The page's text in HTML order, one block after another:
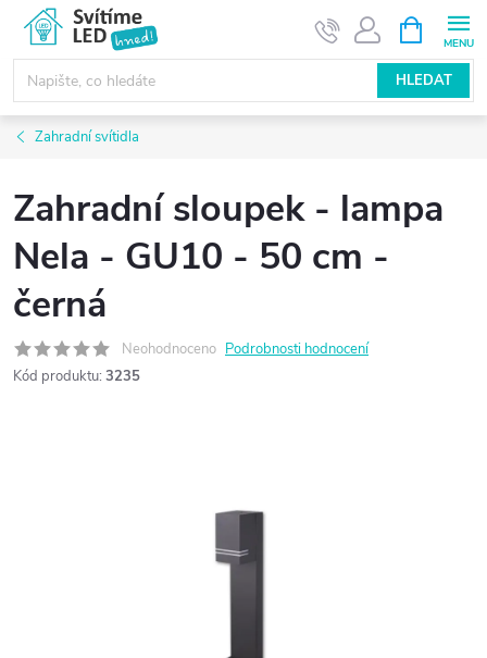
obsah
HLEDAT
NÁKUPNÍ
KOŠÍK
Zahradní svítidla
Zahradní sloupek - lampa
Nela - GU10 - 50 cm -
černá
Neohodnoceno Podrobnosti hodnocení
Kód produktu: 3235